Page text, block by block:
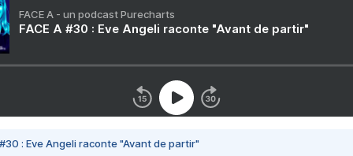
FACE A - un podcast Purecharts
FACE A #30 : Eve Angeli raconte "Avant de partir"
#30 : Eve Angeli raconte "Avant de partir"